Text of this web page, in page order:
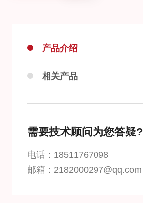
产品介绍
相关产品
需要技术顾问为您答疑?
电话：18511767098
邮箱：2182000297@qq.com